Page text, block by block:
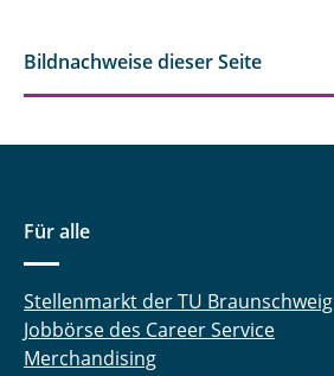
Bildnachweise dieser Seite
Für alle
Stellenmarkt der TU Braunschweig
Jobbörse des Career Service
Merchandising